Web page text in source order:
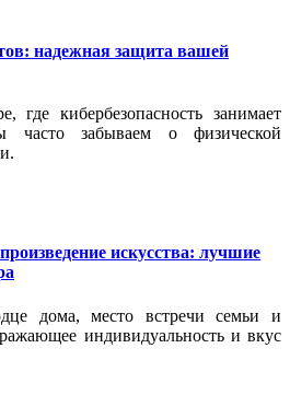
надежная защита вашей
где кибербезопасность занимает
часто забываем о физической
искусства: лучшие
дома, место встречи семьи и
индивидуальность и вкус